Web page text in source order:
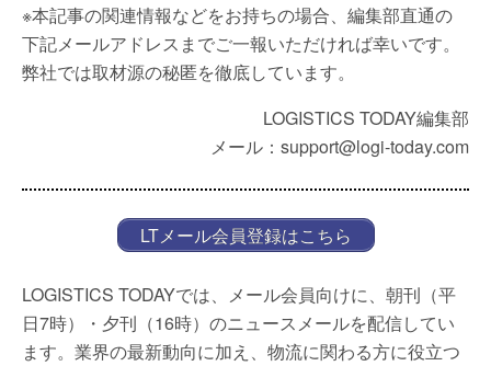
※本記事の関連情報などをお持ちの場合、編集部直通の
下記メールアドレスまでご一報いただければ幸いです。
弊社では取材源の秘匿を徹底しています。
LOGISTICS TODAY編集部
メール：support@logi-today.com
LTメール会員登録はこちら
LOGISTICS TODAYでは、メール会員向けに、朝刊（平
日7時）・夕刊（16時）のニュースメールを配信してい
ます。業界の最新動向に加え、物流に関わる方に役立つ